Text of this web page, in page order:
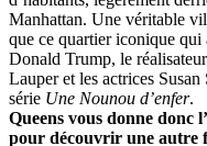
Manhattan. Une véritable
que ce quartier iconique qui
Donald Trump, le
Lauper et les actrices
série Une Nounou d’enfer.
Queens vous donne donc
pour découvrir une autre